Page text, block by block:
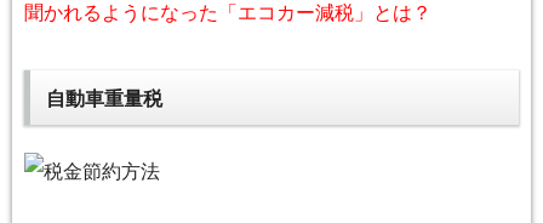
聞かれるようになった「エコカー減税」とは？
自動車重量税